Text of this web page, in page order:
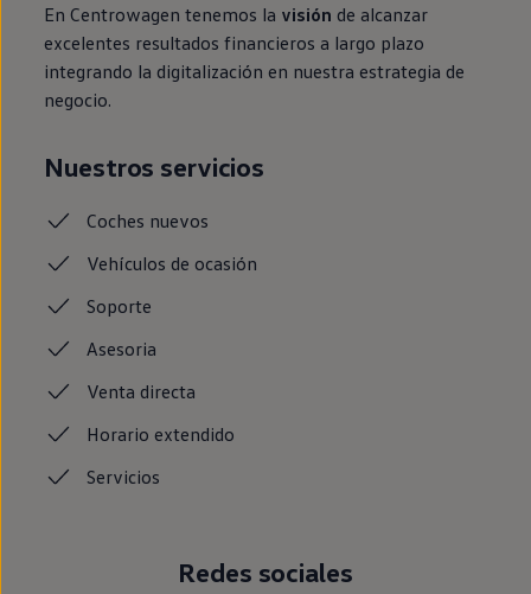
En Centrowagen tenemos la visión de alcanzar
excelentes resultados financieros a largo plazo
integrando la digitalización en nuestra estrategia de
negocio.
Nuestros servicios
Coches nuevos
Vehículos de ocasión
Soporte
Asesoria
Ventadirecta
Horario extendido
Servicios
Redes sociales